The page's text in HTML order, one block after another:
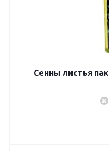
Сенны листья